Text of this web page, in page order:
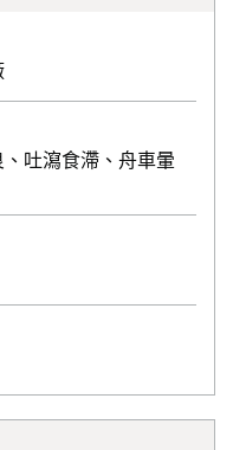
吐瀉食滯、舟車暈